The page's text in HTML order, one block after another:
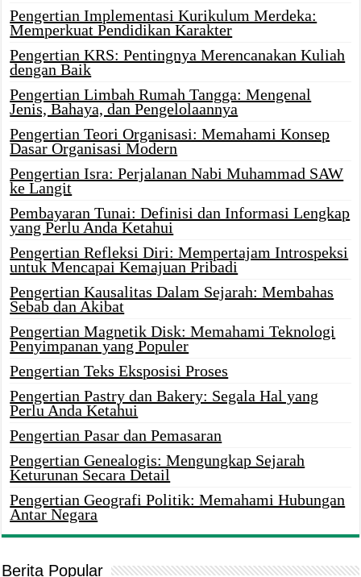
Pengertian Implementasi Kurikulum Merdeka:
Memperkuat Pendidikan Karakter
Pengertian KRS: Pentingnya Merencanakan Kuliah
dengan Baik
Pengertian Limbah Rumah Tangga: Mengenal
Jenis, Bahaya, dan Pengelolaannya
Pengertian Teori Organisasi: Memahami Konsep
Dasar Organisasi Modern
Pengertian Isra: Perjalanan Nabi Muhammad SAW
ke Langit
Pembayaran Tunai: Definisi dan Informasi Lengkap
yang Perlu Anda Ketahui
Pengertian Refleksi Diri: Mempertajam Introspeksi
untuk Mencapai Kemajuan Pribadi
Pengertian Kausalitas Dalam Sejarah: Membahas
Sebab dan Akibat
Pengertian Magnetik Disk: Memahami Teknologi
Penyimpanan yang Populer
Pengertian Teks Eksposisi Proses
Pengertian Pastry dan Bakery: Segala Hal yang
Perlu Anda Ketahui
Pengertian Pasar dan Pemasaran
Pengertian Genealogis: Mengungkap Sejarah
Keturunan Secara Detail
Pengertian Geografi Politik: Memahami Hubungan
Antar Negara
Berita Popular